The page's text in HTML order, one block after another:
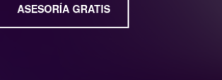
ASESORÍA GRATIS